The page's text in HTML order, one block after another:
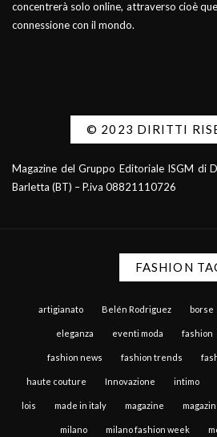
concentrerà solo online, attraverso cioè
connessione con il mondo.
© 2023 DIRITTI
Magazine del Gruppo Editoriale ISGM di
Barletta (BT) – P.iva 08821110726
FASHION
artigianato Belén Rodriguez borse
eleganza eventi moda fashion
fashion news fashion trends
haute couture Innovazione intimo
lois made in italy magazine
milano milano fashion week